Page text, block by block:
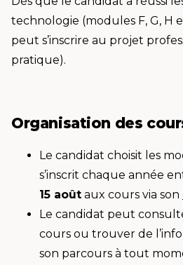
technologie (modules F, G, H
peut s’inscrire au projet
pratique).
Organisation des
Le candidat choisit les
s’inscrit chaque année
15 août aux cours via son
Le candidat peut
cours ou trouver de
son parcours à tout